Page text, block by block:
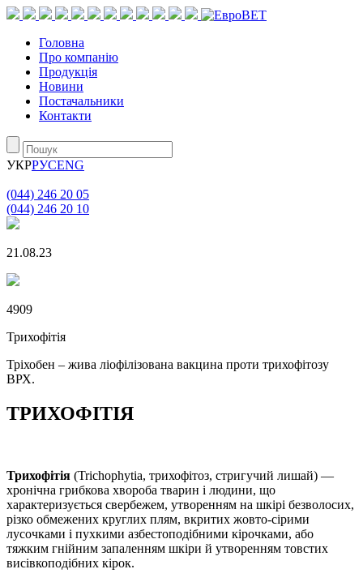
Головна
Про компанію
Продукція
Новини
Постачальники
Контакти
УКРРУСENG
(044) 246 20 05
(044) 246 20 10
21.08.23
4909
Трихофітія
Тріхобен – жива ліофілізована вакцина проти трихофітозу
ВРХ.
ТРИХОФІТІЯ
Трихофітія (Trichophytia, трихофітоз, стригучий лишай) —
хронічна грибкова хвороба тварин і людини, що
характеризується свербежем, утворенням на шкірі безволосих,
різко обмежених круглих плям, вкритих жовто-сірими
лусочками і пухкими азбестоподібними кірочками, або
тяжким гнійним запаленням шкіри й утворенням товстих
висівкоподібних кірок.